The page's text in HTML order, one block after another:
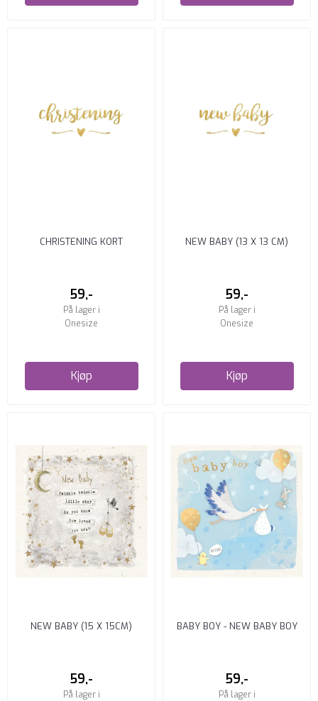
CHRISTENING KORT
59,-
På lager i
Onesize
Kjøp
NEW BABY (13 X 13 CM)
59,-
På lager i
Onesize
Kjøp
NEW BABY (15 X 15CM)
59,-
På lager i
BABY BOY - NEW BABY BOY
59,-
På lager i